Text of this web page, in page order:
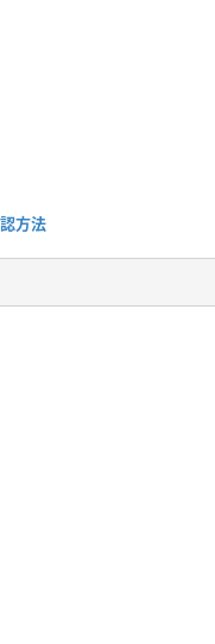
方法